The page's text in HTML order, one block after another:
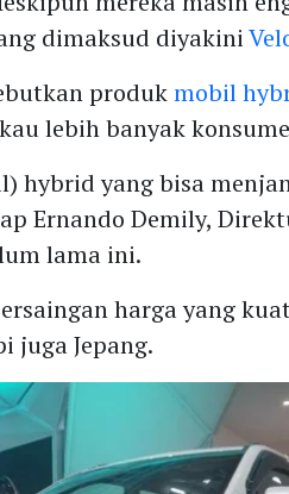
dimaksud diyakini
produkmobil
lebih banyak
hybrid yang bisa
Ernando Demily,
lama ini.
harga yang
juga Jepang.